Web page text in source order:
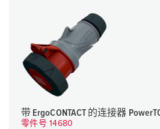
带 ErgoCONTACT 的连接器
零件号 14680